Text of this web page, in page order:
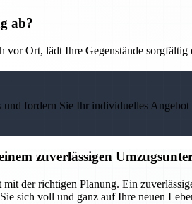
ab?
vor Ort, lädt Ihre Gegenstände
und fordern Sie Ihr individuelles
zuverlässigen
der richtigen Planung. Ein
sich voll und ganz auf Ihre neuen